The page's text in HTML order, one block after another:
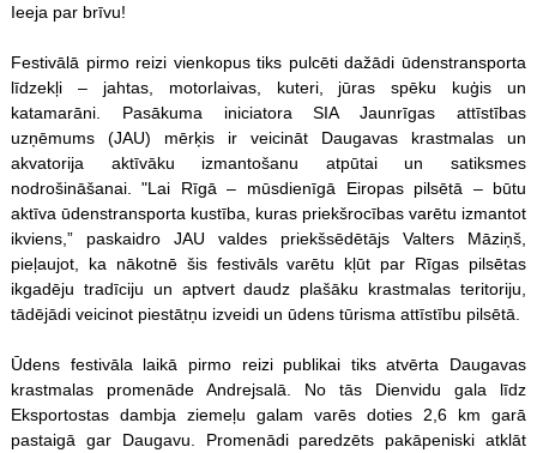
Ieeja par brīvu!
Festivālā pirmo reizi vienkopus tiks pulcēti dažādi ūdenstransporta
līdzekļi – jahtas, motorlaivas, kuteri, jūras spēku kuģis un
katamarāni. Pasākuma iniciatora SIA Jaunrīgas attīstības
uzņēmums (JAU) mērķis ir veicināt Daugavas krastmalas un
akvatorija aktīvāku izmantošanu atpūtai un satiksmes
nodrošināšanai. "Lai Rīgā – mūsdienīgā Eiropas pilsētā – būtu
aktīva ūdenstransporta kustība, kuras priekšrocības varētu izmantot
ikviens,” paskaidro JAU valdes priekšsēdētājs Valters Māziņš,
pieļaujot, ka nākotnē šis festivāls varētu kļūt par Rīgas pilsētas
ikgadēju tradīciju un aptvert daudz plašāku krastmalas teritoriju,
tādējādi veicinot piestātņu izveidi un ūdens tūrisma attīstību pilsētā.
Ūdens festivāla laikā pirmo reizi publikai tiks atvērta Daugavas
krastmalas promenāde Andrejsalā. No tās Dienvidu gala līdz
Eksportostas dambja ziemeļu galam varēs doties 2,6 km garā
pastaigā gar Daugavu. Promenādi paredzēts pakāpeniski atklāt